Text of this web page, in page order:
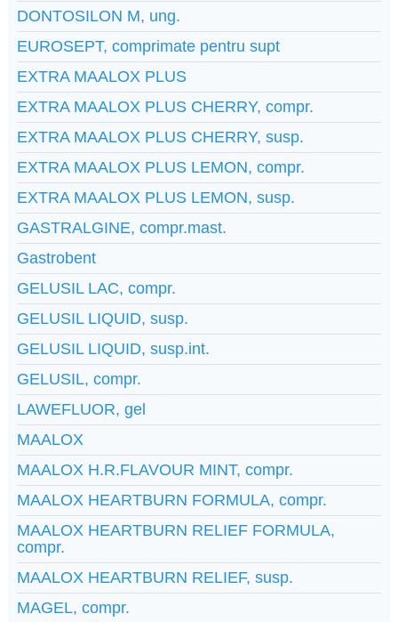
DONTOSILON M, ung.
EUROSEPT, comprimate pentru supt
EXTRA MAALOX PLUS
EXTRA MAALOX PLUS CHERRY, compr.
EXTRA MAALOX PLUS CHERRY, susp.
EXTRA MAALOX PLUS LEMON, compr.
EXTRA MAALOX PLUS LEMON, susp.
GASTRALGINE, compr.mast.
Gastrobent
GELUSIL LAC, compr.
GELUSIL LIQUID, susp.
GELUSIL LIQUID, susp.int.
GELUSIL, compr.
LAWEFLUOR, gel
MAALOX
MAALOX H.R.FLAVOUR MINT, compr.
MAALOX HEARTBURN FORMULA, compr.
MAALOX HEARTBURN RELIEF FORMULA,
compr.
MAALOX HEARTBURN RELIEF, susp.
MAGEL, compr.